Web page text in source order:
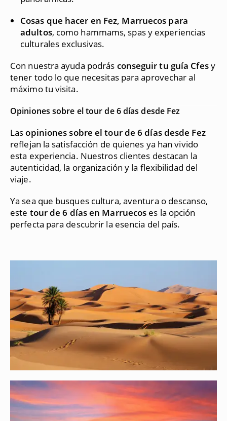
Cosas que hacer en Fez, Marruecos para
adultos, como hammams, spas y experiencias
culturales exclusivas.
Con nuestra ayuda podrás conseguir tu guía Cfesy
tener todo lo que necesitas para aprovechar al
máximo tu visita.
Opiniones sobre el tour de 6 días desde Fez
Lasopiniones sobre el tour de 6 días desde Fez
reflejan la satisfacción de quienes ya han vivido
esta experiencia. Nuestros clientes destacan la
autenticidad, la organización y la flexibilidad del
viaje.
Ya sea que busques cultura, aventura o descanso,
este tour de 6 días en Marruecos es la opción
perfecta para descubrir la esencia del país.